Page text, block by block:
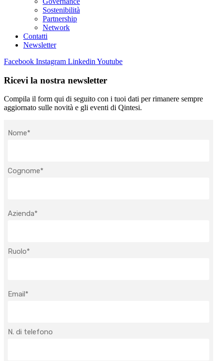
Sostenibilità
Partnership
Network
Contatti
Newsletter
Facebook Instagram Linkedin Youtube
Ricevi la nostra newsletter
Compila il form qui di seguito con i tuoi dati per rimanere sempre
aggiornato sulle novità e gli eventi di Qintesi.